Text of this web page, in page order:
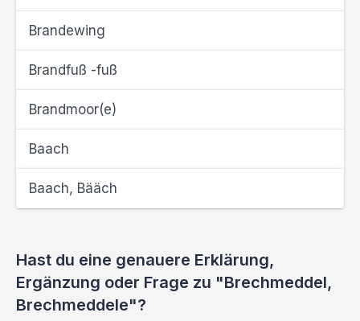
Brandewing
Brandfuß -fuß
Brandmoor(e)
Baach
Baach, Bääch
Hast du eine genauere Erklärung,
Ergänzung oder Frage zu "Brechmeddel,
Brechmeddele"?